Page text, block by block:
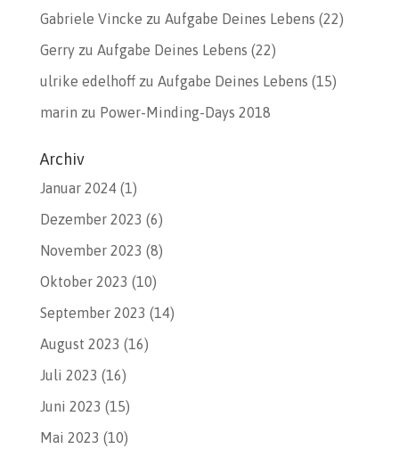
Gabriele Vincke zu Aufgabe Deines Lebens (22)
Gerryzu Aufgabe Deines Lebens (22)
ulrike edelhoffzu Aufgabe Deines Lebens (15)
marin zu Power-Minding-Days 2018
Archiv
Januar 2024(1)
Dezember 2023 (6)
November 2023 (8)
Oktober 2023 (10)
September 2023 (14)
August 2023 (16)
Juli 2023 (16)
Juni 2023 (15)
Mai 2023 (10)